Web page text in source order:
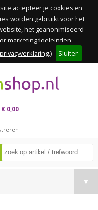
accepteer je cookies en
worden gebruikt voor het
het geanonimiseerd
marketingdoeleinden.
privacyverklaring.) Sluiten
€ 0,00
▼